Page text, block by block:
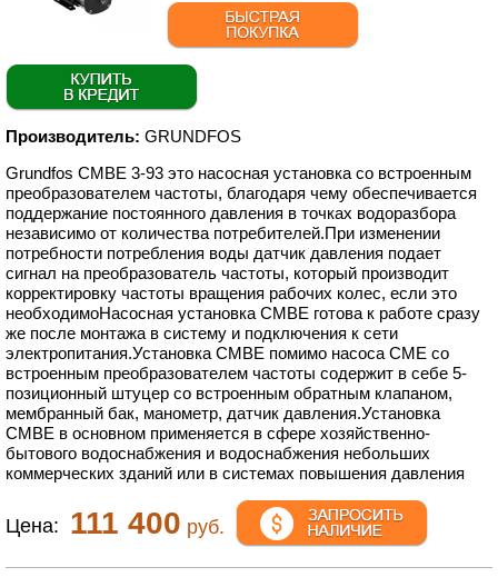
Производитель: GRUNDFOS
Grundfos CMBE 3-93 это насосная установка со встроенным
преобразователем частоты, благодаря чему обеспечивается
поддержание постоянного давления в точках водоразбора
независимо от количества потребителей.При изменении
потребности потребления воды датчик давления подает
сигнал на преобразователь частоты, который производит
корректировку частоты вращения рабочих колес, если это
необходимоНасосная установка CMBE готова к работе сразу
же после монтажа в систему и подключения к сети
электропитания.Установка CMBE помимо насоса CME со
встроенным преобразователем частоты содержит в себе 5-
позиционный штуцер со встроенным обратным клапаном,
мембранный бак, манометр, датчик давления.Установка
СМBЕ в основном применяется в сфере хозяйственно-
бытового водоснабжения и водоснабжения небольших
коммерческих зданий или в системах повышения давления
Цена: 111 400 руб.